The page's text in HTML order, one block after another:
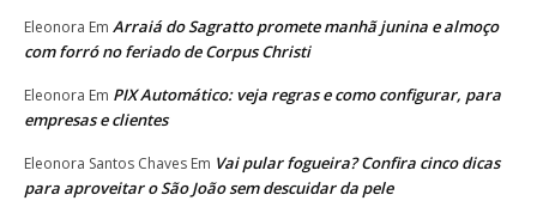
Eleonora Em Arraiá do Sagratto promete manhã junina e almoço
com forró no feriado de Corpus Christi
Eleonora Em PIX Automático: veja regras e como configurar, para
empresas e clientes
Eleonora Santos Chaves Em Vai pular fogueira? Confira cinco dicas
para aproveitar o São João sem descuidar da pele